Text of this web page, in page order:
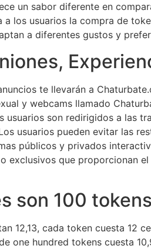
un sabor diferente en
los usuarios la compra de
a diferentes gustos y
te llevarán a
y webcams llamado
usuarios son redirigidos a las
usuarios pueden evitar las
públicos y privados
exclusivos que proporcionan
son 100
12,13, cada token cuesta 12
one hundred tokens cuesta